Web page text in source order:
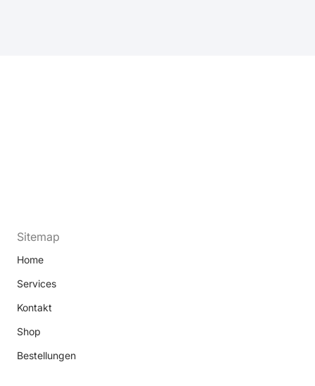
Sitemap
Home
Services
Kontakt
Shop
Bestellungen